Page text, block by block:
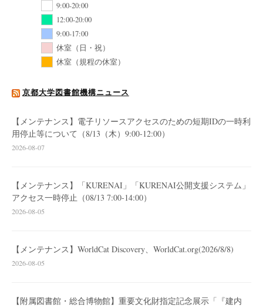
9:00-20:00
12:00-20:00
9:00-17:00
休室（日・祝）
休室（規程の休室）
京都大学図書館機構ニュース
【メンテナンス】電子リソースアクセスのための短期IDの一時利
用停止等について（8/13（木）9:00-12:00）
2026-08-07
【メンテナンス】「KURENAI」「KURENAI公開支援システム」
アクセス一時停止（08/13 7:00-14:00）
2026-08-05
【メンテナンス】WorldCat Discovery、WorldCat.org(2026/8/8)
2026-08-05
【附属図書館・総合博物館】重要文化財指定記念展示「『建内